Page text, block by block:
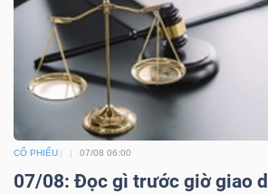
CỔ PHIẾU 07/08 06:00
07/08: Đọc gì trước giờ giao